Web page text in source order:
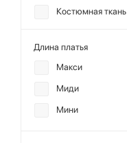
Костюмная ткань
Длина платья
Макси
Миди
Мини